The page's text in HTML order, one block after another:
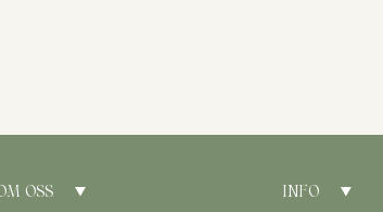
OSS INFO